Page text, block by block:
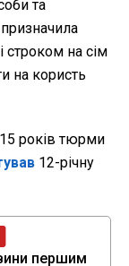
та
строком на сім
на користь
років тюрми
12-річну
першим